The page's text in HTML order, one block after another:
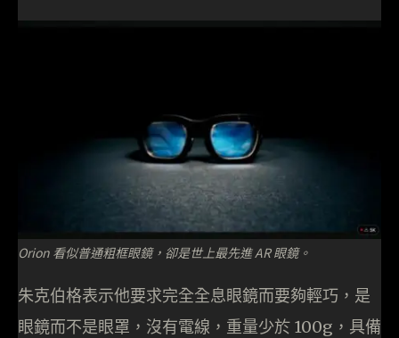
Orion 看似普通粗框眼鏡，卻是世上最先進 AR 眼鏡。
朱克伯格表示他要求完全全息眼鏡而要夠輕巧，是
眼鏡而不是眼罩，沒有電線，重量少於 100g，具備